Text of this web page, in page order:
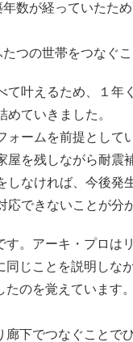
数が経っていたた
つの世帯をつなぐこ
て叶えるため、１年
めていきました。
ォームを前提とし
屋を残しながら耐震
しなければ、今後発
応できないことが分
。アーキ・プロは
じことを説明しな
のを覚えています
下でつなぐことで